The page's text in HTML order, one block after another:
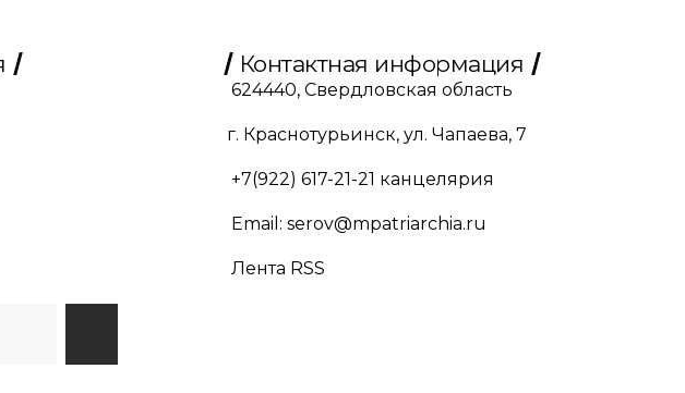
Контактная информация
624440, Свердловская область
г. Краснотурьинск, ул. Чапаева, 7
+7(922) 617-21-21 канцелярия
Email: serov@mpatriarchia.ru
Лента RSS